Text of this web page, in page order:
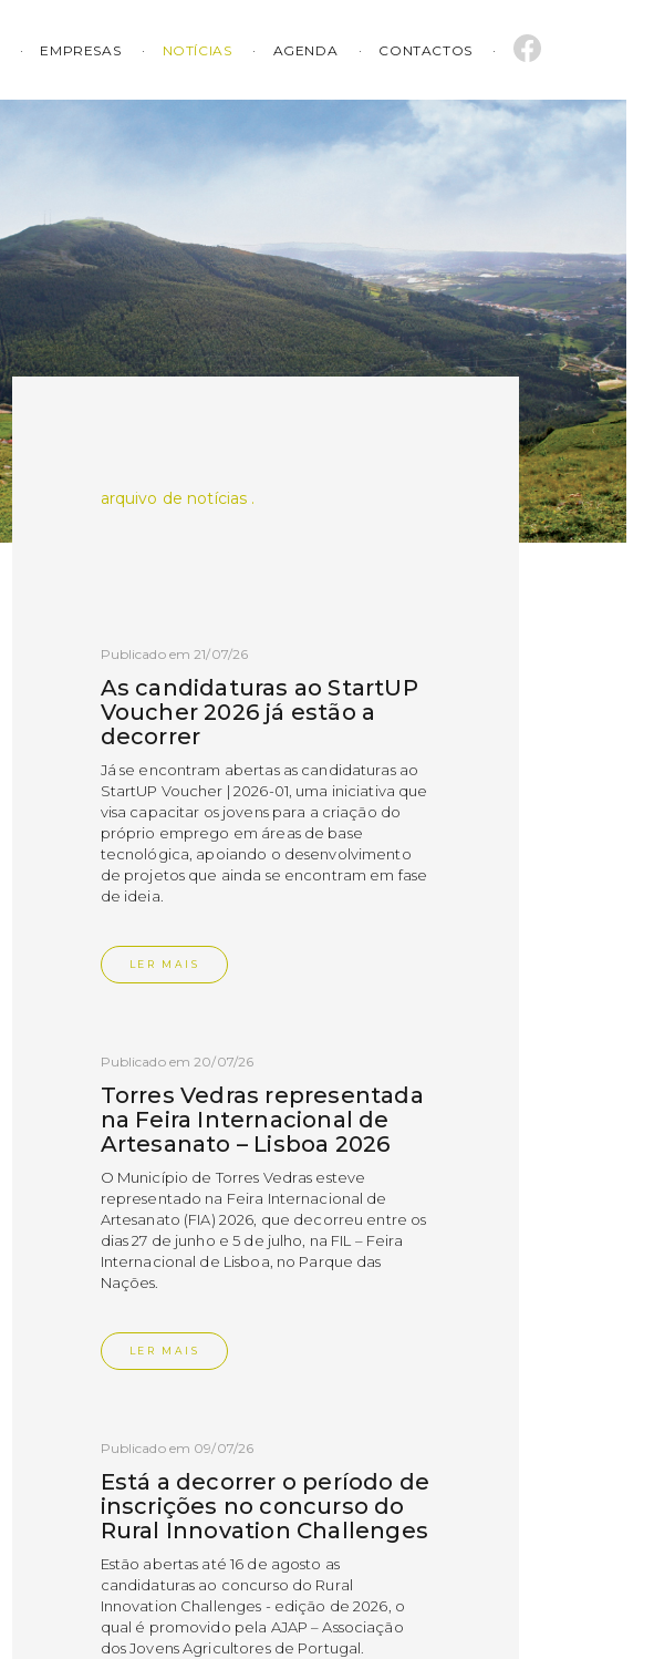
EMPRESAS NOTÍCIAS AGENDA CONTACTOS
arquivo de notícias .
Publicado em 21/07/26
As candidaturas ao StartUP
Voucher 2026 já estão a
decorrer
Já se encontram abertas as candidaturas ao
StartUP Voucher | 2026-01, uma iniciativa que
visa capacitar os jovens para a criação do
próprio emprego em áreas de base
tecnológica, apoiando o desenvolvimento
de projetos que ainda se encontram em fase
de ideia.
LER MAIS
Publicado em 20/07/26
Torres Vedras representada
na Feira Internacional de
Artesanato – Lisboa 2026
O Município de Torres Vedras esteve
representado na Feira Internacional de
Artesanato (FIA) 2026, que decorreu entre os
dias 27 de junho e 5 de julho, na FIL – Feira
Internacional de Lisboa, no Parque das
Nações.
LER MAIS
Publicado em 09/07/26
Está a decorrer o período de
inscrições no concurso do
Rural Innovation Challenges
Estão abertas até 16 de agosto as
candidaturas ao concurso do Rural
Innovation Challenges - edição de 2026, o
qual é promovido pela AJAP – Associação
dos Jovens Agricultores de Portugal.